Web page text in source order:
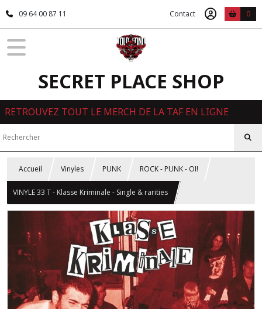
09 64 00 87 11 Contact 0
SECRET PLACE SHOP
RETROUVEZ TOUT LE MERCH DE LA TAF EN LIGNE
Accueil Vinyles PUNK ROCK - PUNK - OI!
VINYLE 33 T - Klasse Kriminale - Single & rarities